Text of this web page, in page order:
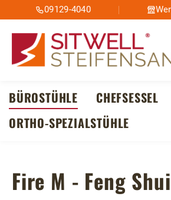
Hauptinhalt springen
Zur Suche springen
Zur Hauptnavigation springen
09129-4040
BÜROSTÜHLE CHEFSESSEL
ORTHO-SPEZIALSTÜHLE
Fire M - Feng